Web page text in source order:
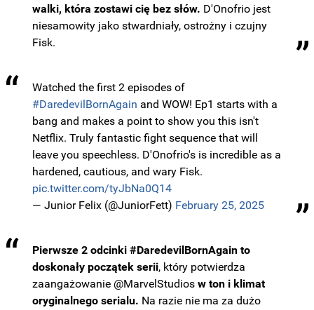
walki, która zostawi cię bez słów. D'Onofrio jest
niesamowity jako stwardniały, ostrożny i czujny
Fisk.
Watched the first 2 episodes of
#DaredevilBornAgain and WOW! Ep1 starts with a
bang and makes a point to show you this isn't
Netflix. Truly fantastic fight sequence that will
leave you speechless. D'Onofrio's is incredible as a
hardened, cautious, and wary Fisk.
pic.twitter.com/tyJbNa0Q14
— Junior Felix (@JuniorFett) February 25, 2025
Pierwsze 2 odcinki #DaredevilBornAgain to
doskonały początek serii, który potwierdza
zaangażowanie @MarvelStudiosw ton i klimat
oryginalnego serialu. Na razie nie ma za dużo